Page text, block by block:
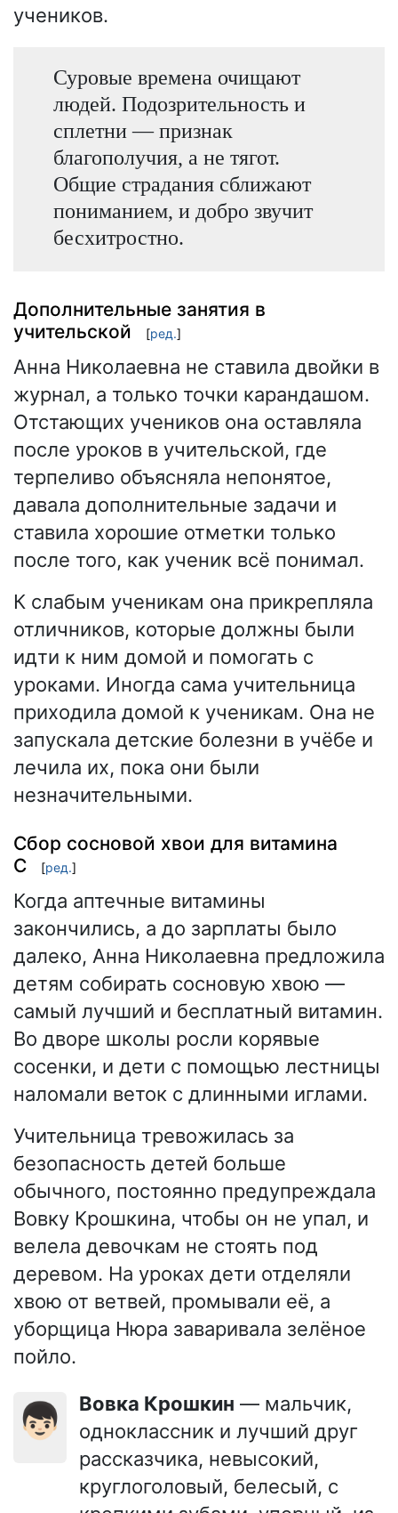
учеников.
Суровые времена очищают
людей. Подозрительность и
сплетни — признак
благополучия, а не тягот.
Общие страдания сближают
пониманием, и добро звучит
бесхитростно.
Дополнительные занятия в
учительской
[ред.]
Анна Николаевна не ставила двойки в
журнал, а только точки карандашом.
Отстающих учеников она оставляла
после уроков в учительской, где
терпеливо объясняла непонятое,
давала дополнительные задачи и
ставила хорошие отметки только
после того, как ученик всё понимал.
К слабым ученикам она прикрепляла
отличников, которые должны были
идти к ним домой и помогать с
уроками. Иногда сама учительница
приходила домой к ученикам. Она не
запускала детские болезни в учёбе и
лечила их, пока они были
незначительными.
Сбор сосновой хвои для витамина
С
[ред.]
Когда аптечные витамины
закончились, а до зарплаты было
далеко, Анна Николаевна предложила
детям собирать сосновую хвою —
самый лучший и бесплатный витамин.
Во дворе школы росли корявые
сосенки, и дети с помощью лестницы
наломали веток с длинными иглами.
Учительница тревожилась за
безопасность детей больше
обычного, постоянно предупреждала
Вовку Крошкина, чтобы он не упал, и
велела девочкам не стоять под
деревом. На уроках дети отделяли
хвою от ветвей, промывали её, а
уборщица Нюра заваривала зелёное
пойло.
👦🏻 Вовка Крошкин — мальчик,
одноклассник и лучший друг
рассказчика, невысокий,
круглоголовый, белесый, с